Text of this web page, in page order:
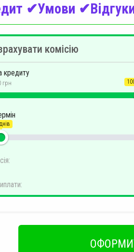
✔Умови
комісію
кредиту
грн